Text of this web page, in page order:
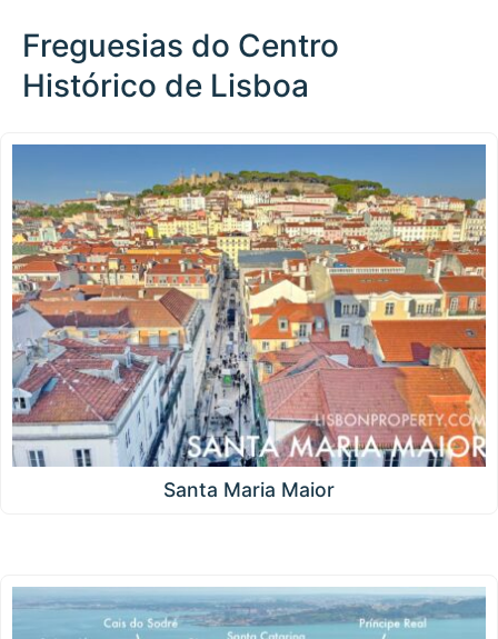
Freguesias do Centro
Histórico de Lisboa
Santa Maria Maior